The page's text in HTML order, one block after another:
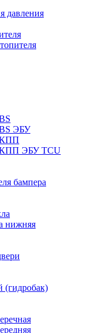
давления
ЭБУ
ЭБУ TCU
бампера
нижняя
(гидробак)